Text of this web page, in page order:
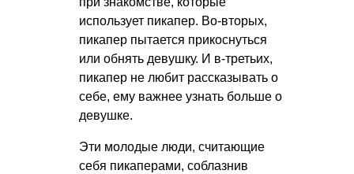
использует пикапер. Во-вторых,
пикапер пытается прикоснуться
или обнять девушку. И в-третьих,
пикапер не любит рассказывать о
себе, ему важнее узнать больше о
девушке.
Эти молодые люди, считающие
себя пикаперами, соблазнив